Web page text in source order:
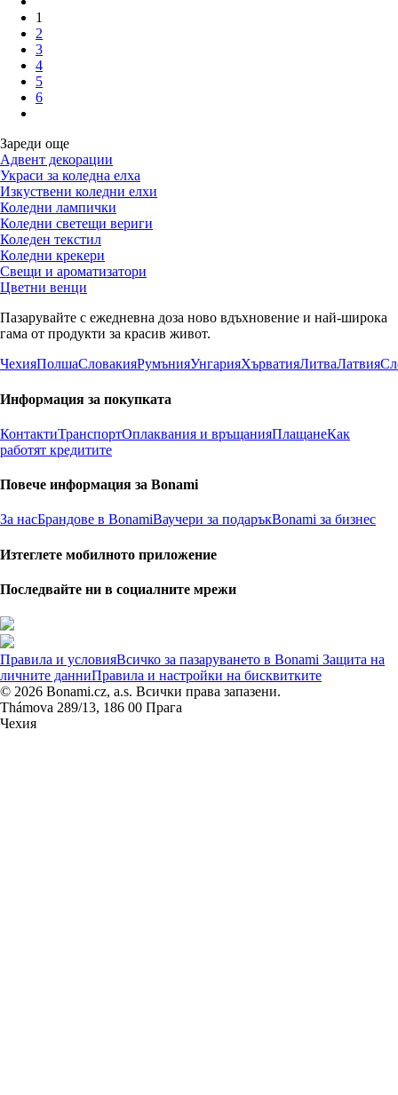
1
2
3
4
5
6
Зареди още
Адвент декорации
Украси за коледна елха
Изкуствени коледни елхи
Коледни лампички
Коледни светещи вериги
Коледен текстил
Коледни крекери
Свещи и ароматизатори
Цветни венци
Пазарувайте с ежедневна доза ново вдъхновение и най-широка
гама от продукти за красив живот.
ЧехияПолшаСловакияРумънияУнгарияХърватияЛитваЛатвия
Информация за покупката
КонтактиТранспортОплаквания и връщанияПлащанеКак
работят кредитите
Повече информация за Bonami
За насБрандове в BonamiВаучери за подаръкBonami за бизнес
Изтеглете мобилното приложение
Последвайте ни в социалните мрежи
Правила и условияВсичко за пазаруването в Bonami Защита на
личните данниПравила и настройки на бисквитките
© 2026 Bonami.cz, a.s. Всички права запазени.
Thámova 289/13, 186 00 Прага
Чехия